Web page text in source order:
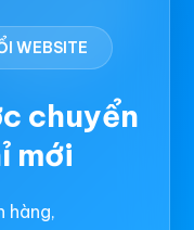
WEBSITE
chuyển
mới
hàng,